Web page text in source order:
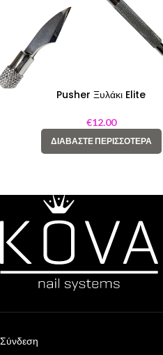
Pusher Ξυλάκι Elite
€12.00
ΔΙΑΒΆΣΤΕ ΠΕΡΙΣΣΌΤΕΡΑ
Σύνδεση